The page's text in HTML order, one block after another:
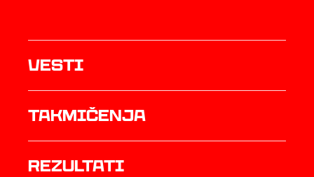
Vesti
Takmičenja
rezultati